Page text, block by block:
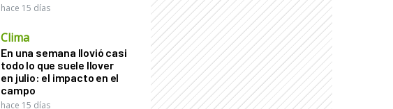
hace 15 días
Clima
En una semana llovió casi
todo lo que suele llover
en julio: el impacto en el
campo
hace 15 días